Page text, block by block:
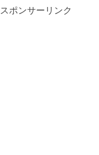
スポンサーリンク